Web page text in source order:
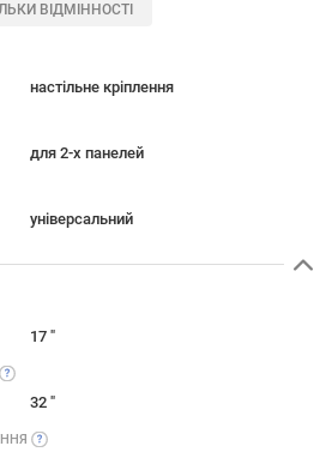
ВІДМІННОСТІ
настільне кріплення
для 2-х панелей
універсальний
17 "
32 "